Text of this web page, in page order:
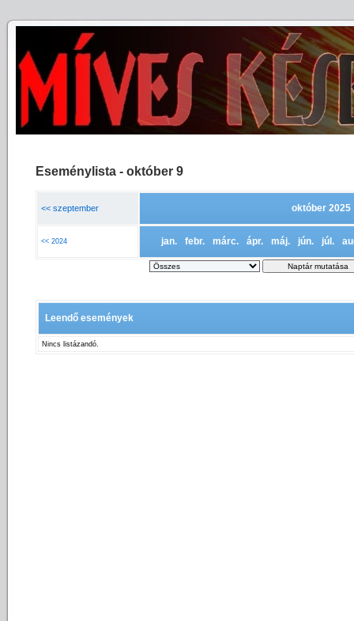
Eseménylista - október 9
<< szeptember október 2025
<< 2024 jan. febr. márc. ápr. máj. jún. júl.
Leendő események
Nincs listázandó.